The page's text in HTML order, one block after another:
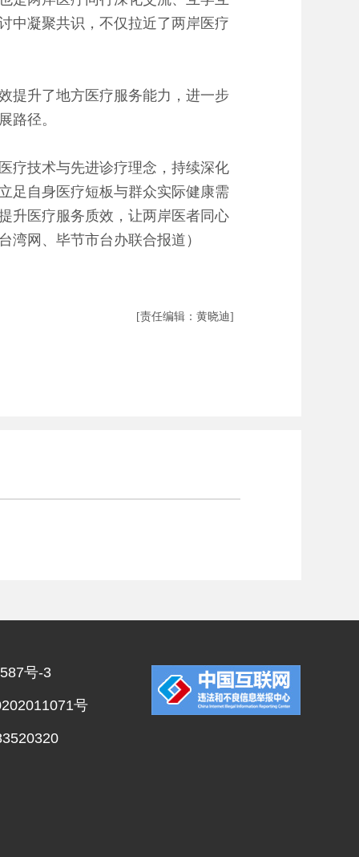
中凝聚共识，不仅拉近了两岸医疗
升了地方医疗服务能力，进一步
路径。
技术与先进诊疗理念，持续深化
足自身医疗短板与群众实际健康需
升医疗服务质效，让两岸医者同心
湾网、毕节市台办联合报道）
[责任编辑：黄晓迪]
号-3
号